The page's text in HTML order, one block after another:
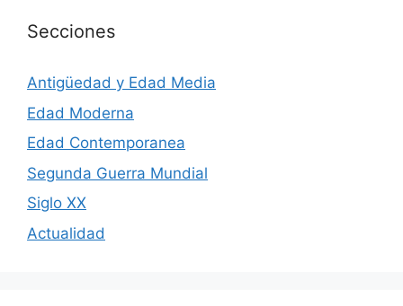
Secciones
Antigüedad y Edad Media
Edad Moderna
Edad Contemporanea
Segunda Guerra Mundial
Siglo XX
Actualidad